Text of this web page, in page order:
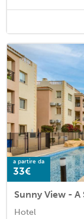
a partire da
33€
Hotel